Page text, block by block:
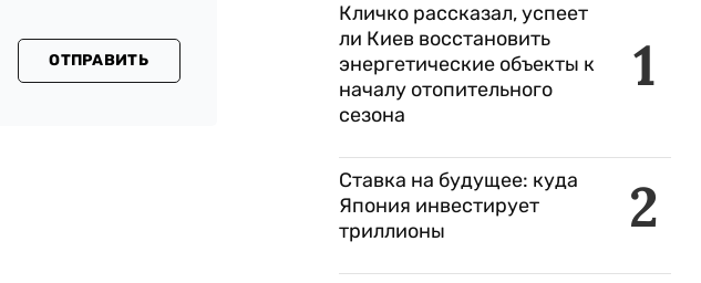
ОТПРАВИТЬ 1
Кличко рассказал, успеет
ли Киев восстановить
энергетические объекты к
началу отопительного
сезона
2
Ставка на будущее: куда
Япония инвестирует
триллионы